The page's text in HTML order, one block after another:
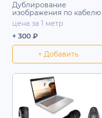
Дублирование
изображения по кабелю
цена за 1 метр
+ 300 ₽
+ Добавить